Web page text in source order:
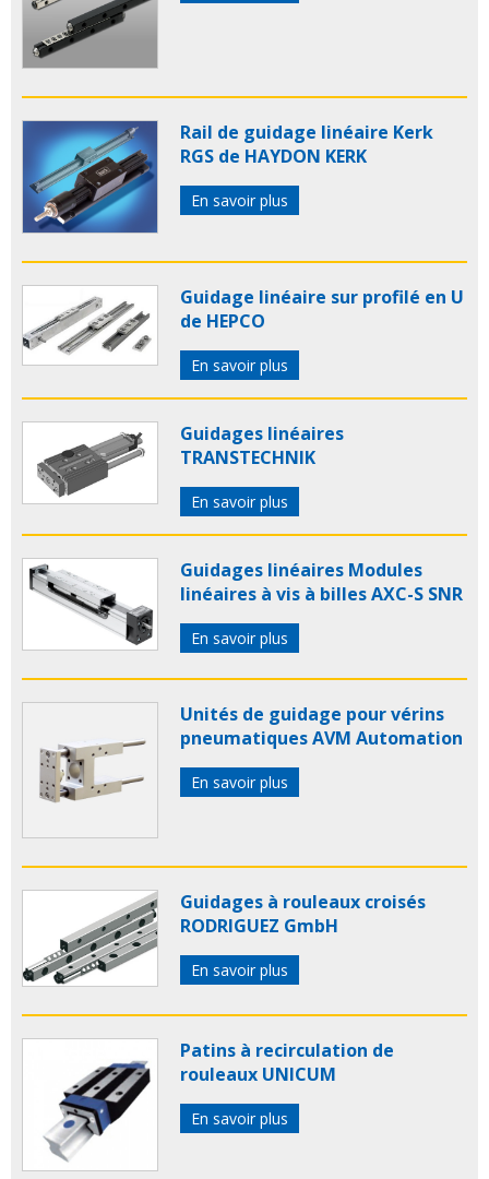
Rail de guidage linéaire Kerk
RGS de HAYDON KERK
En savoir plus
Guidage linéaire sur profilé en U
de HEPCO
En savoir plus
Guidages linéaires
TRANSTECHNIK
En savoir plus
Guidages linéaires Modules
linéaires à vis à billes AXC-S SNR
En savoir plus
Unités de guidage pour vérins
pneumatiques AVM Automation
En savoir plus
Guidages à rouleaux croisés
RODRIGUEZ GmbH
En savoir plus
Patins à recirculation de
rouleaux UNICUM
En savoir plus